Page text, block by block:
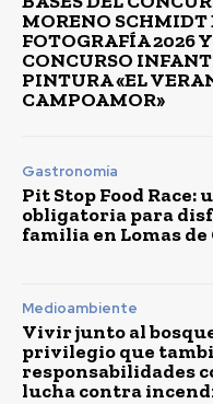
MORENO SCHMIDT
FOTOGRAFÍA 2026
CONCURSO
PINTURA «EL
CAMPOAMOR»
Gastronomía
Pit Stop Food Race:
obligatoria para
familia en Lomas de
Medioambiente
Vivir junto al
privilegio que
responsabilidades
lucha contra